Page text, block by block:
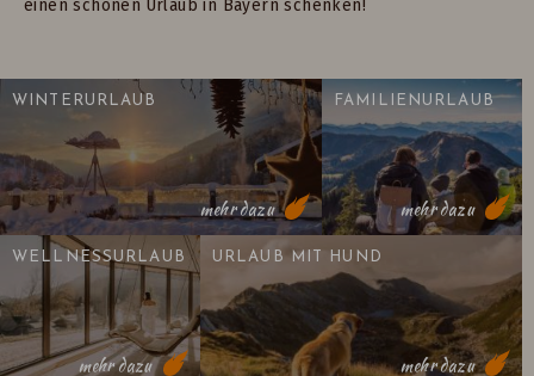
einen schönen Urlaub in Bayern schenken!
WINTERURLAUB
mehr dazu
FAMILIENURLAUB
mehr dazu
WELLNESSURLAUB
mehr dazu
URLAUB MIT HUND
mehr dazu